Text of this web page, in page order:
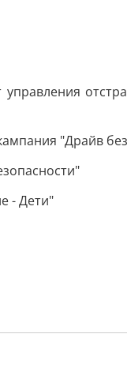
"Драйв
- Дети"